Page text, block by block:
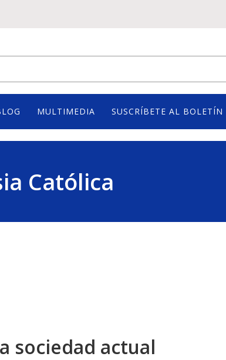
MULTIMEDIA SUSCRÍBETE AL BOLETÍN
Católica
sociedad actual